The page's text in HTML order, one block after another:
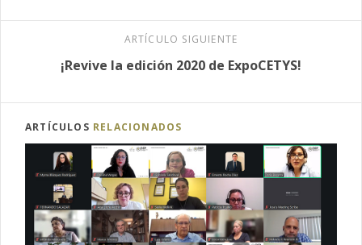
ARTÍCULO SIGUIENTE
¡Revive la edición 2020 de ExpoCETYS!
ARTÍCULOS RELACIONADOS